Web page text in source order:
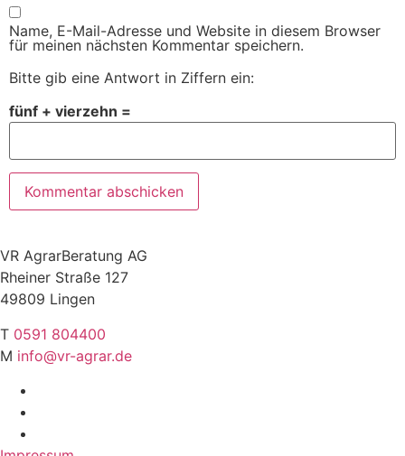
Name, E-Mail-Adresse und Website in diesem Browser
für meinen nächsten Kommentar speichern.
Bitte gib eine Antwort in Ziffern ein:
fünf + vierzehn =
VR AgrarBeratung AG
Rheiner Straße 127
49809 Lingen
T 0591 804400
M info@vr-agrar.de